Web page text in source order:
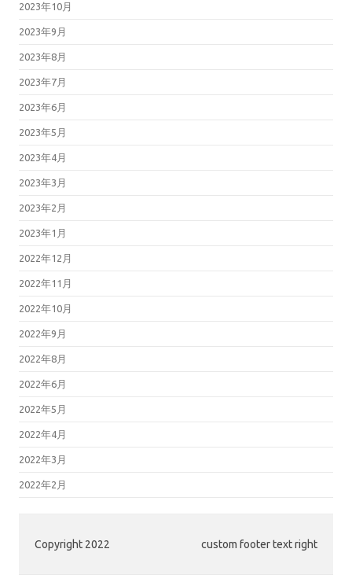
2023年10月
2023年9月
2023年8月
2023年7月
2023年6月
2023年5月
2023年4月
2023年3月
2023年2月
2023年1月
2022年12月
2022年11月
2022年10月
2022年9月
2022年8月
2022年6月
2022年5月
2022年4月
2022年3月
2022年2月
Copyright 2022 custom footer text right